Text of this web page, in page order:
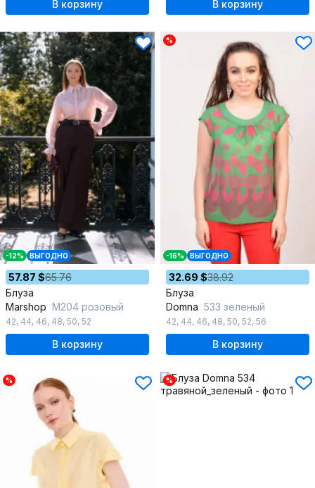
В корзину В корзину
-12% ВЫГОДНО
57.87 $65.76
Блуза
Marshop М204 розовый
42, 44, 46, 48, 50, 52
В корзину
%
-16% ВЫГОДНО
32.69 $38.92
Блуза
Domna 533 зеленый
42, 44, 46, 48, 50, 52, 56
В корзину
% %